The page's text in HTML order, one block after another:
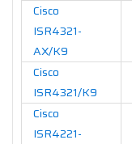
Cisco
ISR4321-
AX/K9
Cisco
ISR4321/K9
Cisco
ISR4221-